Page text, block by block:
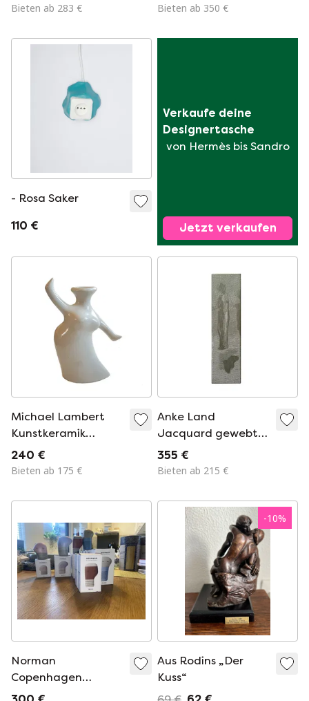
Bieten ab 283 €
Bieten ab 350 €
- Rosa Saker
110 €
Verkaufe deine
Designertasche
von Hermès bis Sandro
Jetzt verkaufen
Michael Lambert
Kunstkeramik
weibliche Figur Vase
240 €
Bieten ab 175 €
Anke Land
Jacquard gewebte
Wandkunst
355 €
Bieten ab 215 €
Norman
Copenhagen
NORMS Deko
-10%
Aus Rodins „Der
Kuss“